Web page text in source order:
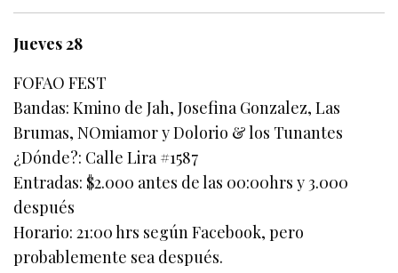
Jueves 28
FOFAO FEST
Bandas: Kmino de Jah, Josefina Gonzalez, Las
Brumas, NOmiamor y Dolorio & los Tunantes
¿Dónde?: Calle Lira #1587
Entradas: $2.000 antes de las 00:00hrs y 3.000
después
Horario: 21:00 hrs según Facebook, pero
probablemente sea después.